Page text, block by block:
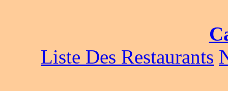
Liste Des Restaurants